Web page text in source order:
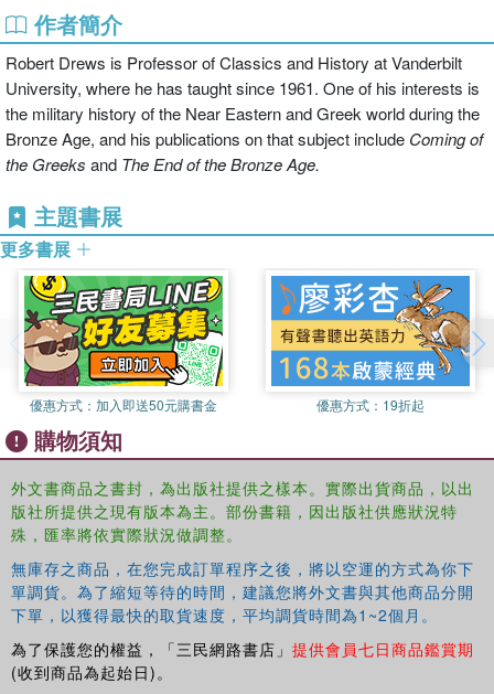
sword or spear while on horseback. After establishing
when, where, and most importantly why good riding began,
Drews goes on to show how riding raiders terrorized the
civilized world in the seventh century BC, and how central
cavalry was to the success of the Median and Persian
empires.
Drawing on archaeological, iconographic and textual
evidence, this is the first book devoted to the question of
when horseback riders became important in combat.
Comprehensively illustrated, this book will be essential
reading for anyone interested in the origins of civilization
in Eurasia, and the development of man's military
relationship with the horse.
作者簡介
Robert Drews is Professor of Classics and History at Vanderbilt
University, where he has taught since 1961. One of his interests is
the military history of the Near Eastern and Greek world during the
Bronze Age, and his publications on that subject include Coming of
the Greeks and The End of the Bronze Age.
主題書展
更多書展
優惠方式： 加入即送50元購書金 優惠方式： 19折起
購物須知
外文書商品之書封，為出版社提供之樣本。實際出貨商品，以出
版社所提供之現有版本為主。部份書籍，因出版社供應狀況特
殊，匯率將依實際狀況做調整。
無庫存之商品，在您完成訂單程序之後，將以空運的方式為你下
單調貨。為了縮短等待的時間，建議您將外文書與其他商品分開
下單，以獲得最快的取貨速度，平均調貨時間為1~2個月。
為了保護您的權益，「三民網路書店」 提供會員七日商品鑑賞期
(收到商品為起始日)。